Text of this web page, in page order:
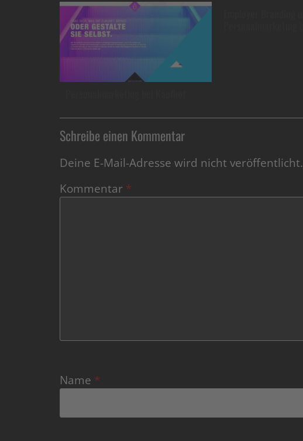
Schreibe einen Kommentar
Deine E-Mail-Adresse wird nicht veröffentlicht.
Kommentar *
Name *